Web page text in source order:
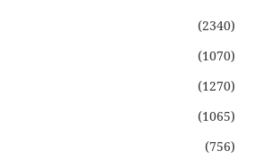
(2340)
(1070)
(1270)
(1065)
(756)